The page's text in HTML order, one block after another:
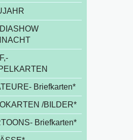
Briefkarten*
/BILDER*
Briefkarten*